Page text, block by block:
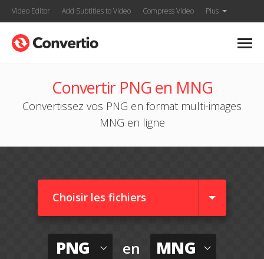
Video Editor Add Subtitles to Video Compress Video Plus
Convertir PNG en MNG
Convertissez vos PNG en format multi-images
MNG en ligne
Choisir les fichiers
PNG en MNG